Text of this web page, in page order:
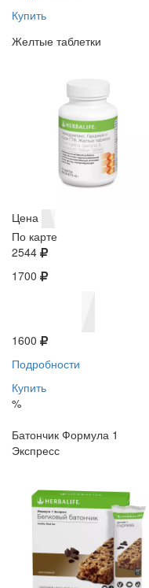
Купить
Желтые таблетки
Цена
По карте
2544
1700
1600
Подробности
Купить
%
Батончик Формула 1
Экспресс